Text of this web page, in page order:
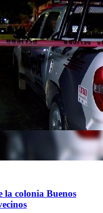
la colonia Buenos